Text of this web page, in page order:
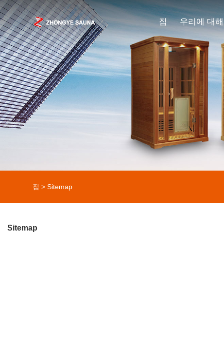
집 우리에 대해
집 > Sitemap
Sitemap